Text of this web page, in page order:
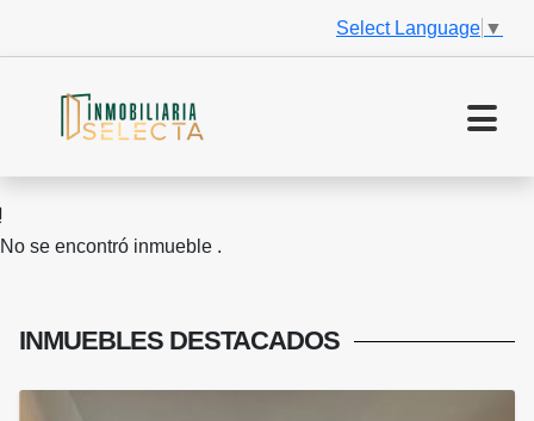
Select Language ▼
No se encontró inmueble .
INMUEBLES DESTACADOS